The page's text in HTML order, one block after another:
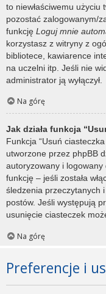
to niewłaściwemu
pozostać zalogowanym/
funkcję Loguj mnie
korzystasz z witryny z
bibliotece, kawiarence
na uczelni itp. Jeśli nie
administrator ją wyłączył.
Na górę
Jak działa funkcja
Funkcja “Usuń
utworzone przez phpBB
autoryzowany i
funkcję – jeśli została
śledzenia przeczytanych
postów. Jeśli występują
usunięcie ciasteczek
Na górę
Preferencje i